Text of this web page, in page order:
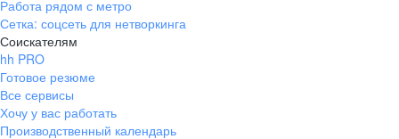
Работа рядом с метро
Сетка: соцсеть для нетворкинга
Соискателям
hh PRO
Готовое резюме
Все сервисы
Хочу у вас работать
Производственный календарь